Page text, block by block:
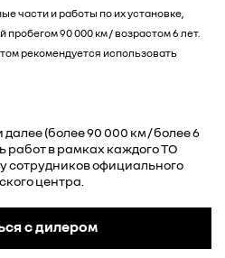
части и работы по их установке,
90 000 км / возрастом 6 лет.
рекомендуется использовать
(более 90 000 км / более 6
работ в рамках каждого ТО
сотрудников официального
центра.
с дилером